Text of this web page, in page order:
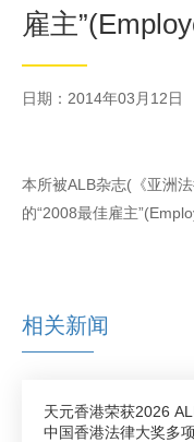
雇主
日期：2014年03月12日
本所被ALB杂志(《亚洲
的“2008最佳雇主
相关新闻
天元香港荣获2026
中国香港法律大奖多